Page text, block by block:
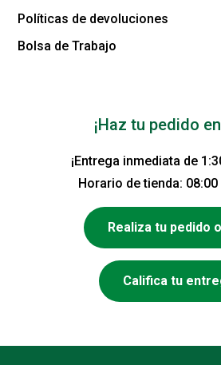
Políticas de devoluciones
Bolsa de Trabajo
¡Haz tu pedido
¡Entrega inmediata de
Horario de tienda:
Realiza tu pedido
Califica tu